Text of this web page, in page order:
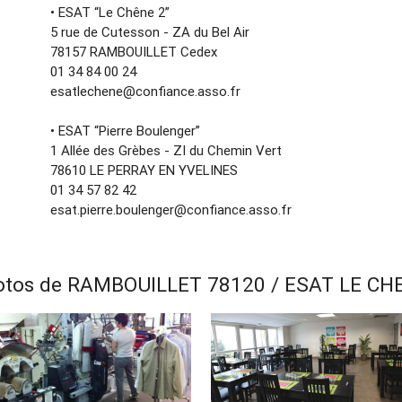
• ESAT “Le Chêne 2”
5 rue de Cutesson - ZA du Bel Air
78157 RAMBOUILLET Cedex
01 34 84 00 24
esatlechene@confiance.asso.fr
• ESAT “Pierre Boulenger”
1 Allée des Grèbes - ZI du Chemin Vert
78610 LE PERRAY EN YVELINES
01 34 57 82 42
esat.pierre.boulenger@confiance.asso.fr
de RAMBOUILLET 78120 / ESAT LE